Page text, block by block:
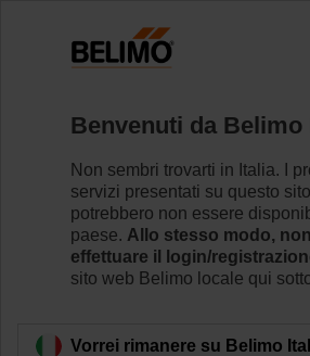
H6032X10-S2/NVKC24A-
Per saperne di più
Torna alla categoria di prodotti
Benvenuti da Belimo
Non sembri trovarti in Italia. I
servizi presentati su questo
potrebbero non essere
paese. Allo stesso modo,
effettuare il login/
sito web Belimo locale qui
Vorrei rimanere su Belimo